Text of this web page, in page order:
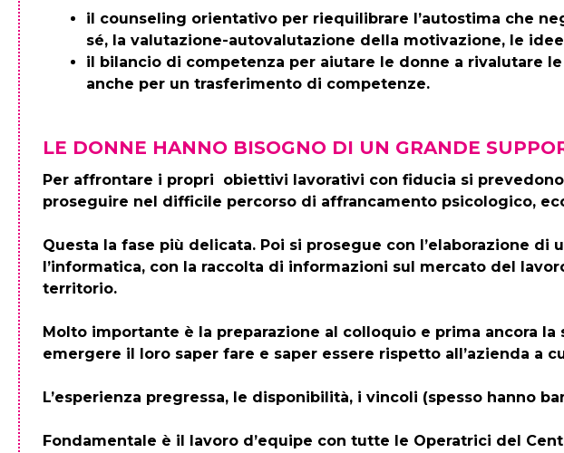
il counseling orientativo per riequilibrare l’autostima che
sé, la valutazione-autovalutazione della motivazione, le
il bilancio di competenza per aiutare le donne a rivalutare
anche per un trasferimento di competenze.
LE DONNE HANNO BISOGNO DI UN GRANDE
Per affrontare i propri obiettivi lavorativi con fiducia si
proseguire nel difficile percorso di affrancamento psicologico,
Questa la fase più delicata. Poi si prosegue con l’elaborazione
l’informatica, con la raccolta di informazioni sul mercato del
territorio.
Molto importante è la preparazione al colloquio e prima ancora
emergere il loro saper fare e saper essere rispetto all’azienda a
L’esperienza pregressa, le disponibilità, i vincoli (spesso hanno
Fondamentale è il lavoro d’equipe con tutte le Operatrici del